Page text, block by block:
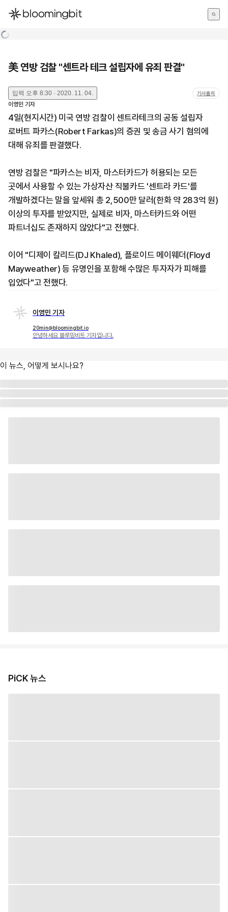
한국어
美 연방 검찰 "센트라 테크 설립자에 유죄 판결"
입력 오후 8:30 · 2020. 11. 04. 기사출처
이영민 기자
4일(현지시간) 미국 연방 검찰이 센트라테크의 공동 설립자
로버트 파카스(Robert Farkas)의 증권 및 송금 사기 혐의에
대해 유죄를 판결했다.
연방 검찰은 "파카스는 비자, 마스터카드가 허용되는 모든
곳에서 사용할 수 있는 가상자산 직불카드 '센트라 카드'를
개발하겠다는 말을 앞세워 총 2,500만 달러(한화 약 283억 원)
이상의 투자를 받았지만, 실제로 비자, 마스터카드와 어떤
파트너십도 존재하지 않았다"고 전했다.
이어 "디제이 칼리드(DJ Khaled), 플로이드 메이웨더(Floyd
Mayweather) 등 유명인을 포함해 수많은 투자자가 피해를
입었다"고 전했다.
이영민 기자
20min@bloomingbit.io
안녕하세요 블루밍비트 기자입니다.
이 뉴스, 어떻게 보시나요?
PiCK 뉴스